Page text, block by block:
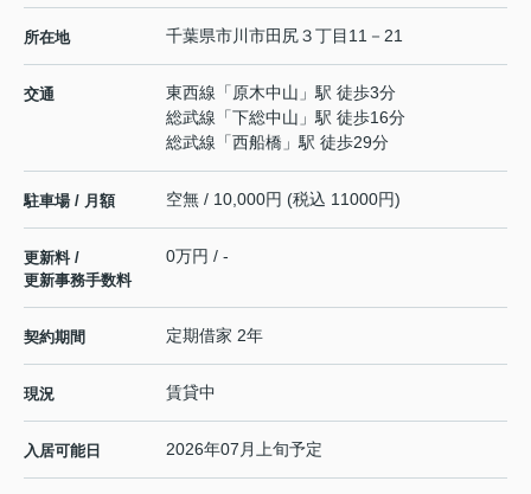
所在地 千葉県市川市田尻３丁目11－21
交通 東西線 「 原木中山 」駅 徒歩3分
総武線 「下総中山 」駅 徒歩16分
総武線 「西船橋 」駅 徒歩29分
駐車場 / 月額 空無 / 10,000円 (税込 11000円)
更新料 /
更新事務手数料
0万円 / -
契約期間 定期借家 2年
現況 賃貸中
入居可能日 2026年07月上旬予定